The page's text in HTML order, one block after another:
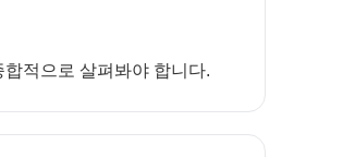
적으로 살펴봐야 합니다.